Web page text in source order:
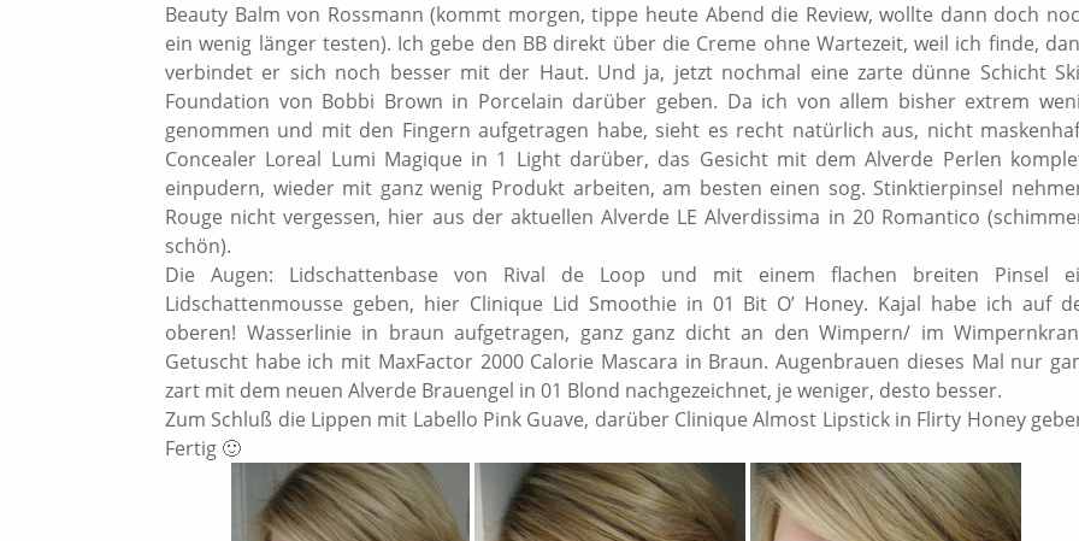
Beauty Balm von Rossmann (kommt morgen, tippe heute Abend die Review, wollte dann doch
ein wenig länger testen). Ich gebe den BB direkt über die Creme ohne Wartezeit, weil ich finde,
verbindet er sich noch besser mit der Haut. Und ja, jetzt nochmal eine zarte dünne Schicht
Foundation von Bobbi Brown in Porcelain darüber geben. Da ich von allem bisher extrem
genommen und mit den Fingern aufgetragen habe, sieht es recht natürlich aus, nicht
Concealer Loreal Lumi Magique in 1 Light darüber, das Gesicht mit dem Alverde Perlen
einpudern, wieder mit ganz wenig Produkt arbeiten, am besten einen sog. Stinktierpinsel
Rouge nicht vergessen, hier aus der aktuellen Alverde LE Alverdissima in 20 Romantico
schön).
Die Augen: Lidschattenbase von Rival de Loop und mit einem flachen breiten Pinsel
Lidschattenmousse geben, hier Clinique Lid Smoothie in 01 Bit O’ Honey. Kajal habe ich auf
oberen! Wasserlinie in braun aufgetragen, ganz ganz dicht an den Wimpern/ im
Getuscht habe ich mit MaxFactor 2000 Calorie Mascara in Braun. Augenbrauen dieses Mal nur
zart mit dem neuen Alverde Brauengel in 01 Blond nachgezeichnet, je weniger, desto besser.
Zum Schluß die Lippen mit Labello Pink Guave, darüber Clinique Almost Lipstick in Flirty Honey
Fertig 🙂